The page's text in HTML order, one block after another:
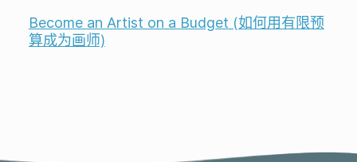
Become an Artist on a Budget (如何用有限预
算成为画师)